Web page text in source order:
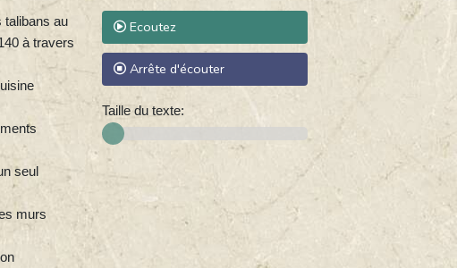
talibans au
à travers
seul
murs
un navire soupçonné de faire partie
de la "flotte fantôme" russe.
Ecoutez
Arrête d'écouter
Taille du texte: